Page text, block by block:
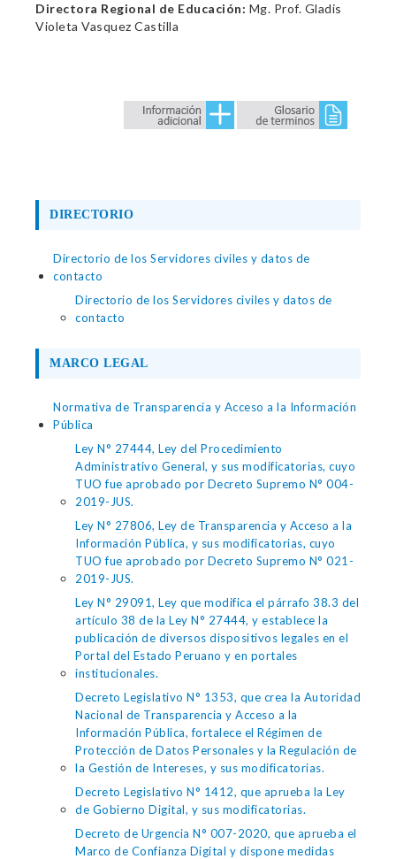
Directora Regional de Educación: Mg. Prof. Gladis
Violeta Vasquez Castilla
DIRECTORIO
Directorio de los Servidores civiles y datos de
contacto
Directorio de los Servidores civiles y datos de
contacto
MARCO LEGAL
Normativa de Transparencia y Acceso a la Información
Pública
Ley N° 27444, Ley del Procedimiento
Administrativo General, y sus modificatorias, cuyo
TUO fue aprobado por Decreto Supremo N° 004-
2019-JUS.
Ley N° 27806, Ley de Transparencia y Acceso a la
Información Pública, y sus modificatorias, cuyo
TUO fue aprobado por Decreto Supremo N° 021-
2019-JUS.
Ley N° 29091, Ley que modifica el párrafo 38.3 del
artículo 38 de la Ley N° 27444, y establece la
publicación de diversos dispositivos legales en el
Portal del Estado Peruano y en portales
institucionales.
Decreto Legislativo N° 1353, que crea la Autoridad
Nacional de Transparencia y Acceso a la
Información Pública, fortalece el Régimen de
Protección de Datos Personales y la Regulación de
la Gestión de Intereses, y sus modificatorias.
Decreto Legislativo N° 1412, que aprueba la Ley
de Gobierno Digital, y sus modificatorias.
Decreto de Urgencia N° 007-2020, que aprueba el
Marco de Confianza Digital y dispone medidas